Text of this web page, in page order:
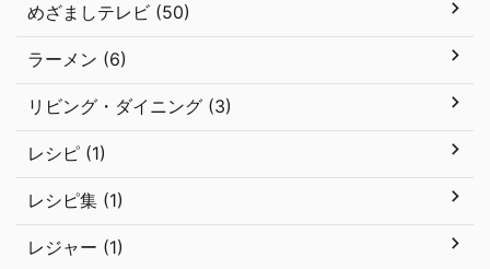
めざましテレビ (50)
ラーメン (6)
リビング・ダイニング (3)
レシピ (1)
レシピ集 (1)
レジャー (1)